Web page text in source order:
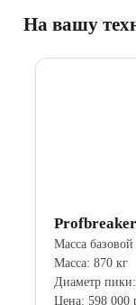
На вашу
Масса
Масса: 870 кг
Диаметр
Цена: 598 000